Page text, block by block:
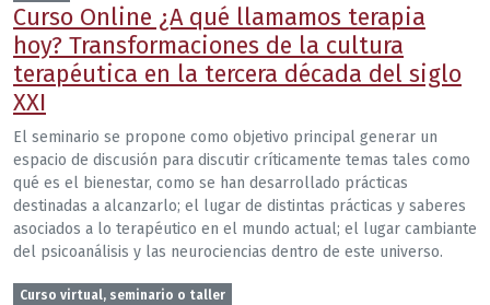
Curso Online ¿A qué llamamos terapia
hoy? Transformaciones de la cultura
terapéutica en la tercera década del siglo
XXI
El seminario se propone como objetivo principal generar un
espacio de discusión para discutir críticamente temas tales como
qué es el bienestar, como se han desarrollado prácticas
destinadas a alcanzarlo; el lugar de distintas prácticas y saberes
asociados a lo terapéutico en el mundo actual; el lugar cambiante
del psicoanálisis y las neurociencias dentro de este universo.
Curso virtual, seminario o taller